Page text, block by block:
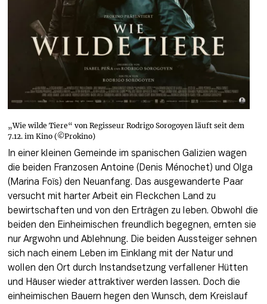
„Wie wilde Tiere“ von Regisseur Rodrigo Sorogoyen läuft seit dem
7.12. im Kino (©Prokino)
In einer kleinen Gemeinde im spanischen Galizien wagen
die beiden Franzosen Antoine (Denis Ménochet) und Olga
(Marina Foïs) den Neuanfang. Das ausgewanderte Paar
versucht mit harter Arbeit ein Fleckchen Land zu
bewirtschaften und von den Erträgen zu leben. Obwohl die
beiden den Einheimischen freundlich begegnen, ernten sie
nur Argwohn und Ablehnung. Die beiden Aussteiger sehnen
sich nach einem Leben im Einklang mit der Natur und
wollen den Ort durch Instandsetzung verfallener Hütten
und Häuser wieder attraktiver werden lassen. Doch die
einheimischen Bauern hegen den Wunsch, dem Kreislauf